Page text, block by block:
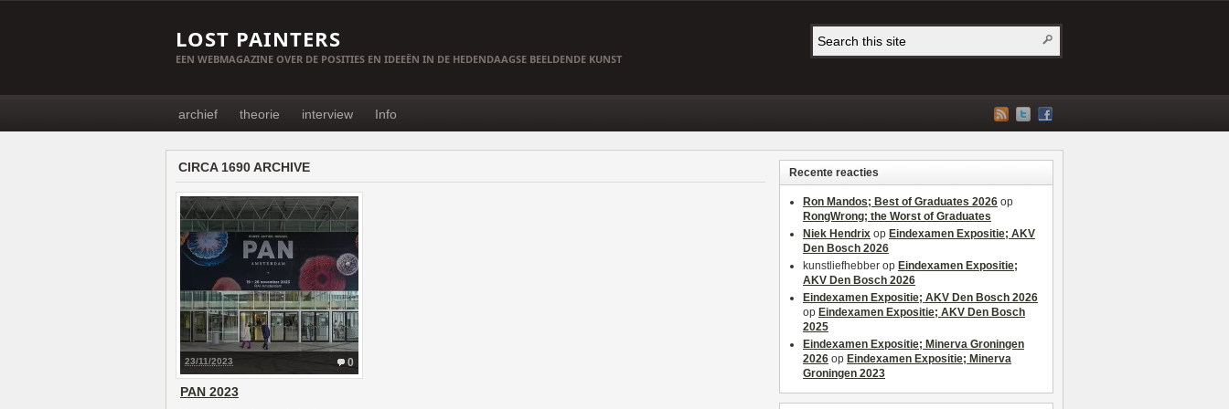
LOST PAINTERS
EEN WEBMAGAZINE OVER DE POSITIES EN IDEEËN IN DE HEDENDAAGSE BEELDENDE KUNST
archief theorie interview Info
CIRCA 1690 ARCHIVE
0
23/11/2023
PAN 2023
Recente reacties
Ron Mandos; Best of Graduates 2026 op
RongWrong; the Worst of Graduates
Niek Hendrix op Eindexamen Expositie; AKV
Den Bosch 2026
kunstliefhebber op Eindexamen Expositie;
AKV Den Bosch 2026
Eindexamen Expositie; AKV Den Bosch 2026
op Eindexamen Expositie; AKV Den Bosch
2025
Eindexamen Expositie; Minerva Groningen
2026 op Eindexamen Expositie; Minerva
Groningen 2023